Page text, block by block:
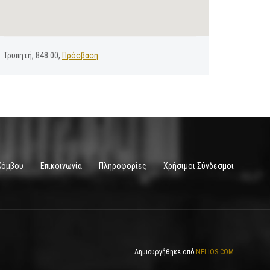
Τρυπητή, 848 00, Πρόσβαση
Επικοινωνία Πληροφορίες Χρήσιμοι Σύνδεσμοι
Δημιουργήθηκε από NELIOS.COM